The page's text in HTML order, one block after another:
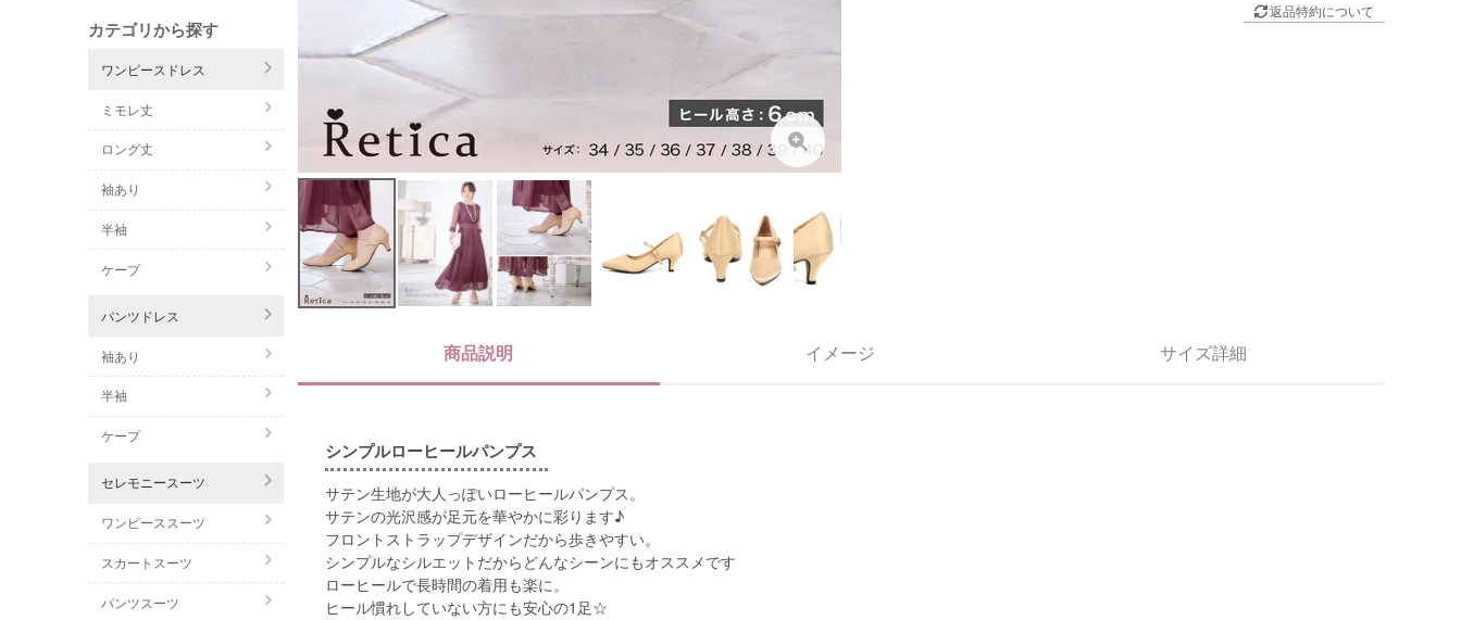
カテゴリから探す
ワンピースドレス
ミモレ丈
ロング丈
袖あり
半袖
ケープ
パンツドレス
袖あり
半袖
ケープ
セレモニースーツ
ワンピーススーツ
スカートスーツ
パンツスーツ
返品特約について
商品説明 イメージ サイズ詳細
シンプルローヒールパンプス
サテン生地が大人っぽいローヒールパンプス。
サテンの光沢感が足元を華やかに彩ります♪
フロントストラップデザインだから歩きやすい。
シンプルなシルエットだからどんなシーンにもオススメです
ローヒールで長時間の着用も楽に。
ヒール慣れしていない方にも安心の1足☆